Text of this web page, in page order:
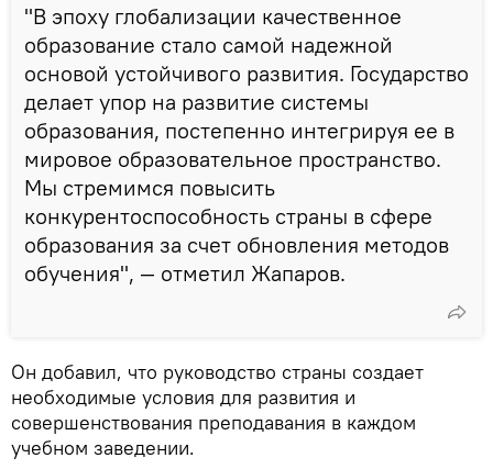
"В эпоху глобализации качественное
образование стало самой надежной
основой устойчивого развития. Государство
делает упор на развитие системы
образования, постепенно интегрируя ее в
мировое образовательное пространство.
Мы стремимся повысить
конкурентоспособность страны в сфере
образования за счет обновления методов
обучения", — отметил Жапаров.
Он добавил, что руководство страны создает
необходимые условия для развития и
совершенствования преподавания в каждом
учебном заведении.